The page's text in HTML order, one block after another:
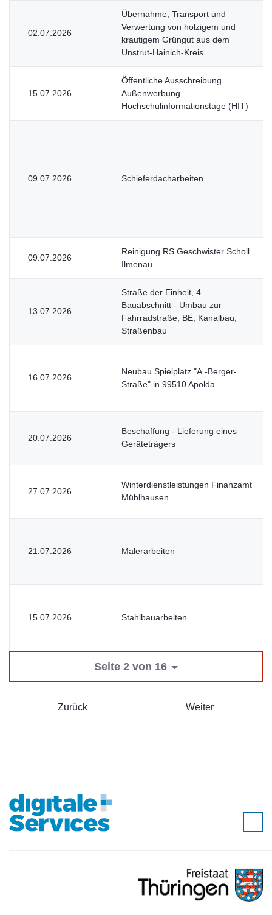
02.07.2026
Übernahme, Transport und
Verwertung von holzigem und
krautigem Grüngut aus dem
Unstrut-Hainich-Kreis
15.07.2026
Öffentliche Ausschreibung
Außenwerbung
Hochschulinformationstage (HIT)
09.07.2026 Schieferdacharbeiten
09.07.2026
Reinigung RS Geschwister Scholl
Ilmenau
13.07.2026
Straße der Einheit, 4.
Bauabschnitt - Umbau zur
Fahrradstraße; BE, Kanalbau,
Straßenbau
16.07.2026
Neubau Spielplatz "A.-Berger-
Straße" in 99510 Apolda
20.07.2026
Beschaffung - Lieferung eines
Geräteträgers
27.07.2026
Winterdienstleistungen Finanzamt
Mühlhausen
21.07.2026 Malerarbeiten
15.07.2026 Stahlbauarbeiten
Seite 2 von 16
Zurück Weiter